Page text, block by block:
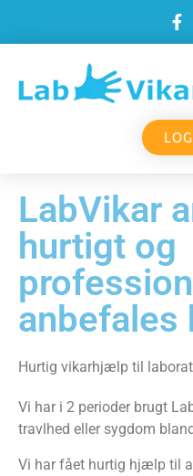
LabVikar
hurtigt og
anbefales
Hurtig vikarhjælp til
Vi har i 2 perioder brugt
travlhed eller sygdom
Vi har fået hurtig hjælp til